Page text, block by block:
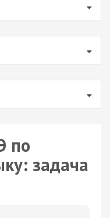
по
задача